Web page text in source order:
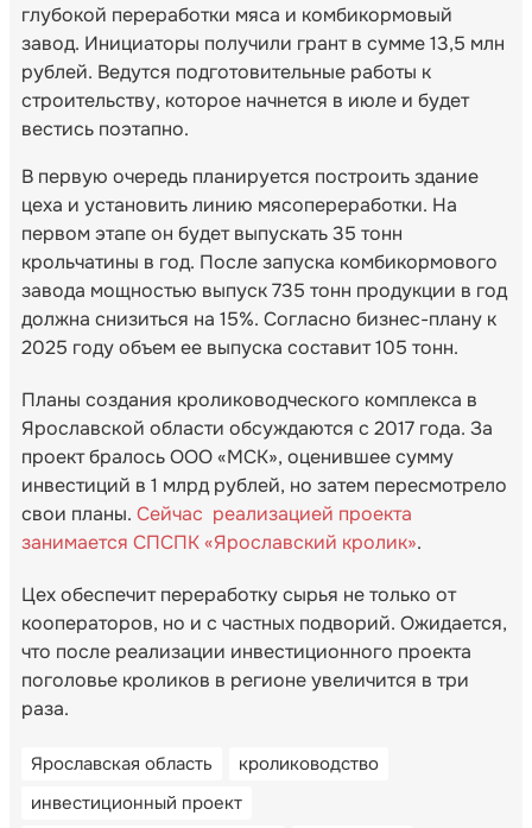
глубокой переработки мяса и комбикормовый
завод. Инициаторы получили грант в сумме 13,5 млн
рублей. Ведутся подготовительные работы к
строительству, которое начнется в июле и будет
вестись поэтапно.
В первую очередь планируется построить здание
цеха и установить линию мясопереработки. На
первом этапе он будет выпускать 35 тонн
крольчатины в год. После запуска комбикормового
завода мощностью выпуск 735 тонн продукции в год
должна снизиться на 15%. Согласно бизнес-плану к
2025 году объем ее выпуска составит 105 тонн.
Планы создания кролиководческого комплекса в
Ярославской области обсуждаются с 2017 года. За
проект бралось ООО «МСК», оценившее сумму
инвестиций в 1 млрд рублей, но затем пересмотрело
свои планы. Сейчас реализацией проекта
занимается СПСПК «Ярославский кролик».
Цех обеспечит переработку сырья не только от
кооператоров, но и с частных подворий. Ожидается,
что после реализации инвестиционного проекта
поголовье кроликов в регионе увеличится в три
раза.
Ярославская область
кролиководство
инвестиционный проект